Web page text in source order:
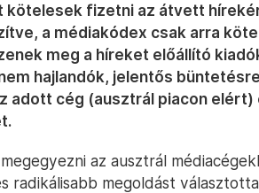
fizetni az átvett
a médiakódex csak arra
meg a híreket előállító
hajlandók, jelentős büntetésre
adott cég (ausztrál piacon elért)
az ausztrál
radikálisabb megoldást